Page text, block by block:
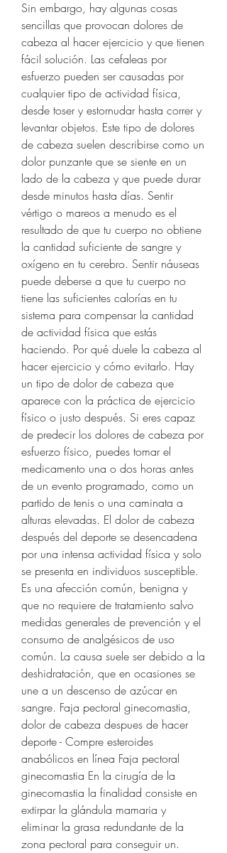
Sin embargo, hay algunas cosas
sencillas que provocan dolores de
cabeza al hacer ejercicio y que tienen
fácil solución. Las cefaleas por
esfuerzo pueden ser causadas por
cualquier tipo de actividad física,
desde toser y estornudar hasta correr y
levantar objetos. Este tipo de dolores
de cabeza suelen describirse como un
dolor punzante que se siente en un
lado de la cabeza y que puede durar
desde minutos hasta días. Sentir
vértigo o mareos a menudo es el
resultado de que tu cuerpo no obtiene
la cantidad suficiente de sangre y
oxígeno en tu cerebro. Sentir náuseas
puede deberse a que tu cuerpo no
tiene las suficientes calorías en tu
sistema para compensar la cantidad
de actividad física que estás
haciendo. Por qué duele la cabeza al
hacer ejercicio y cómo evitarlo. Hay
un tipo de dolor de cabeza que
aparece con la práctica de ejercicio
físico o justo después. Si eres capaz
de predecir los dolores de cabeza por
esfuerzo físico, puedes tomar el
medicamento una o dos horas antes
de un evento programado, como un
partido de tenis o una caminata a
alturas elevadas. El dolor de cabeza
después del deporte se desencadena
por una intensa actividad física y solo
se presenta en individuos susceptible.
Es una afección común, benigna y
que no requiere de tratamiento salvo
medidas generales de prevención y el
consumo de analgésicos de uso
común. La causa suele ser debido a la
deshidratación, que en ocasiones se
une a un descenso de azúcar en
sangre. Faja pectoral ginecomastia,
dolor de cabeza despues de hacer
deporte - Compre esteroides
anabólicos en línea Faja pectoral
ginecomastia En la cirugía de la
ginecomastia la finalidad consiste en
extirpar la glándula mamaria y
eliminar la grasa redundante de la
zona pectoral para conseguir un.